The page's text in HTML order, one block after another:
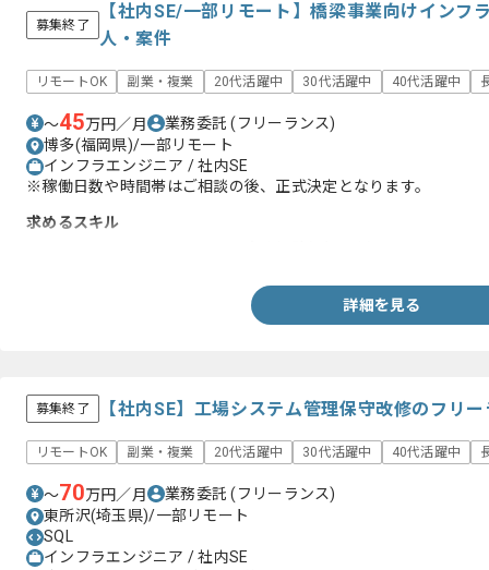
募集終了
【社内SE/一部リモート】橋梁事業向けインフ
人・案件
リモートOK 副業・複業 20代活躍中 30代活躍中 40代活躍中
〜45万円／月 業務委託(フリーランス)
博多(福岡県)/一部リモート
インフラエンジニア / 社内SE
※稼働日数や時間帯はご相談の後、正式決定となります。
求めるスキル
詳細を見る
募集終了 【社内SE】工場システム管理保守改修のフリ
リモートOK 副業・複業 20代活躍中 30代活躍中 40代活躍中
〜70万円／月 業務委託(フリーランス)
東所沢(埼玉県)/一部リモート
SQL
インフラエンジニア / 社内SE